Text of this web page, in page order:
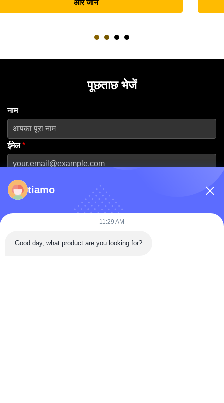
पूछताछ भेजें
नाम
ईमेल*
फ़ोन नंबर
कंपनी का नाम
tiamo
11:29 AM
Good day, what product are you looking for?